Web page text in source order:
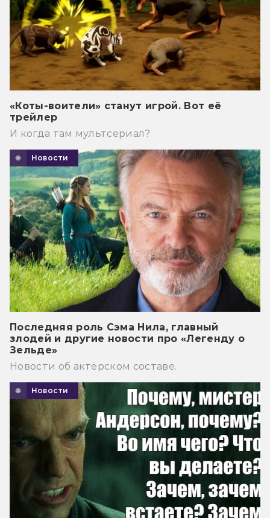
«Коты-воители» станут игрой. Вот её
трейлер
И когда там мультсериал?
Новости
Последняя роль Сэма Нила, главный
злодей и другие новости про «Легенду о
Зельде»
Новости об актёрском составе.
Новости